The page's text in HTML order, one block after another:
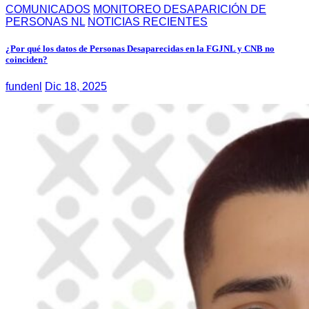
COMUNICADOS MONITOREO DESAPARICIÓN DE
PERSONAS NL NOTICIAS RECIENTES
¿Por qué los datos de Personas Desaparecidas en la FGJNL y CNB no
coinciden?
fundenl Dic 18, 2025